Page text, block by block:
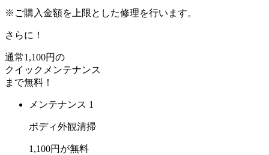
※ご購入金額を上限とした修理を行います。
さらに！
通常1,100円の
クイックメンテナンス
まで無料 ！
メンテナンス 1
ボディ外観清掃
1,100円が無料